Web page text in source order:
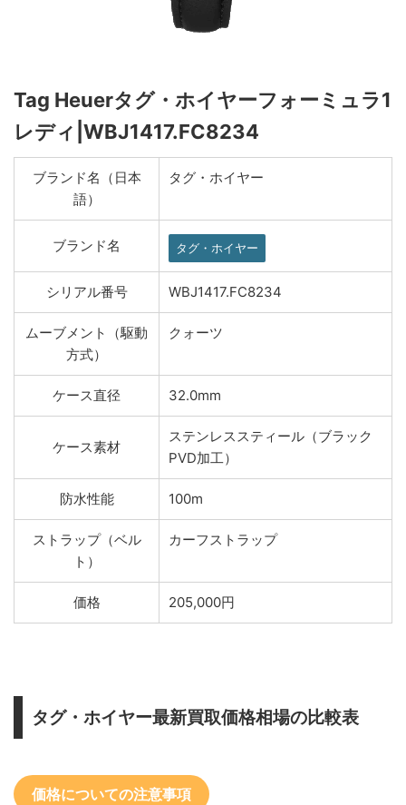
Tag Heuerタグ・ホイヤーフォーミュラ1
レディ|WBJ1417.FC8234
ブランド名（日本
語）
タグ・ホイヤー
ブランド名 タグ・ホイヤー
シリアル番号 WBJ1417.FC8234
ムーブメント（駆動
方式）
クォーツ
ケース直径 32.0mm
ケース素材
ステンレススティール（ブラック
PVD加工）
防水性能 100m
ストラップ（ベル
ト）
カーフストラップ
価格 205,000円
タグ・ホイヤー最新買取価格相場の比較表
価格についての注意事項